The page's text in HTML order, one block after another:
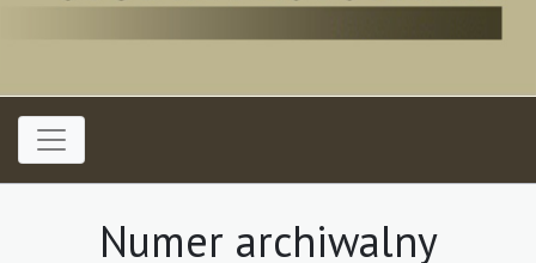
Numer archiwalny